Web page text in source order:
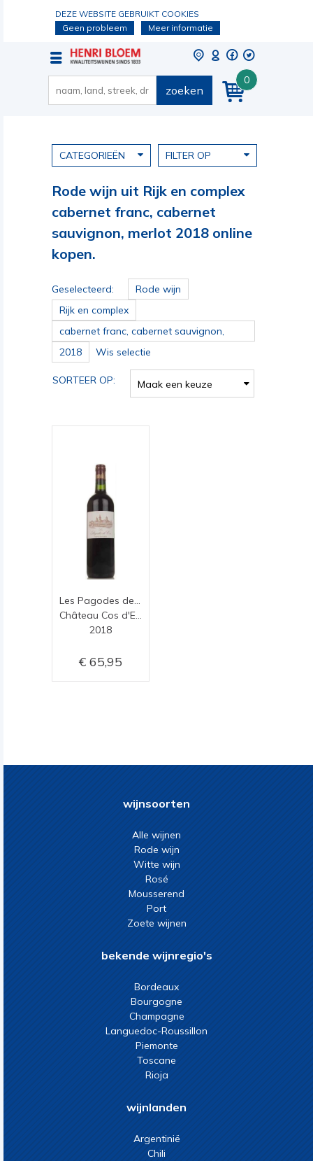
DEZE WEBSITE GEBRUIKT COOKIES
Geen probleem
Meer informatie
0
zoeken
CATEGORIEËN FILTER OP
Rode wijn uit Rijk en complex
cabernet franc, cabernet
sauvignon, merlot 2018 online
kopen.
Geselecteerd:
Rode wijn
Rijk en complex
cabernet franc, cabernet sauvignon,
merlot
2018 Wis selectie
SORTEER OP: Maak een keuze
2018
65,95
wijnsoorten
Alle wijnen
Rode wijn
Witte wijn
Rosé
Mousserend
Port
Zoete wijnen
bekende wijnregio's
Bordeaux
Bourgogne
Champagne
Languedoc-Roussillon
Piemonte
Toscane
Rioja
wijnlanden
Argentinië
Chili